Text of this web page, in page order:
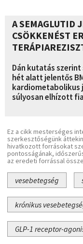
A SEMAGLUTID
CSÖKKENÉST
Dán kutatás
hét alatt jelentős
kardiometabolikus
súlyosan elhízott
Ez a cikk mesterséges
szerkesztőségünk
hivatkozott forrásokat
pontosságának,
az eredeti forrással
vesebetegség
krónikus
GLP-1 receptor-